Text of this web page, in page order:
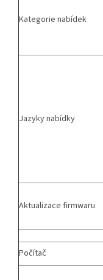
Kategorie nabídek
Jazyky nabídky
Aktualizace firmwaru
Počítač